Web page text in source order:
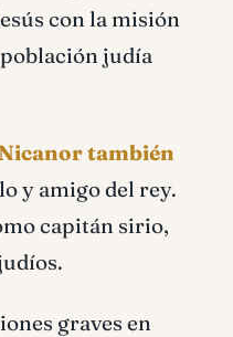
con la misión
población judía
también
y amigo del rey.
capitán sirio,
graves en